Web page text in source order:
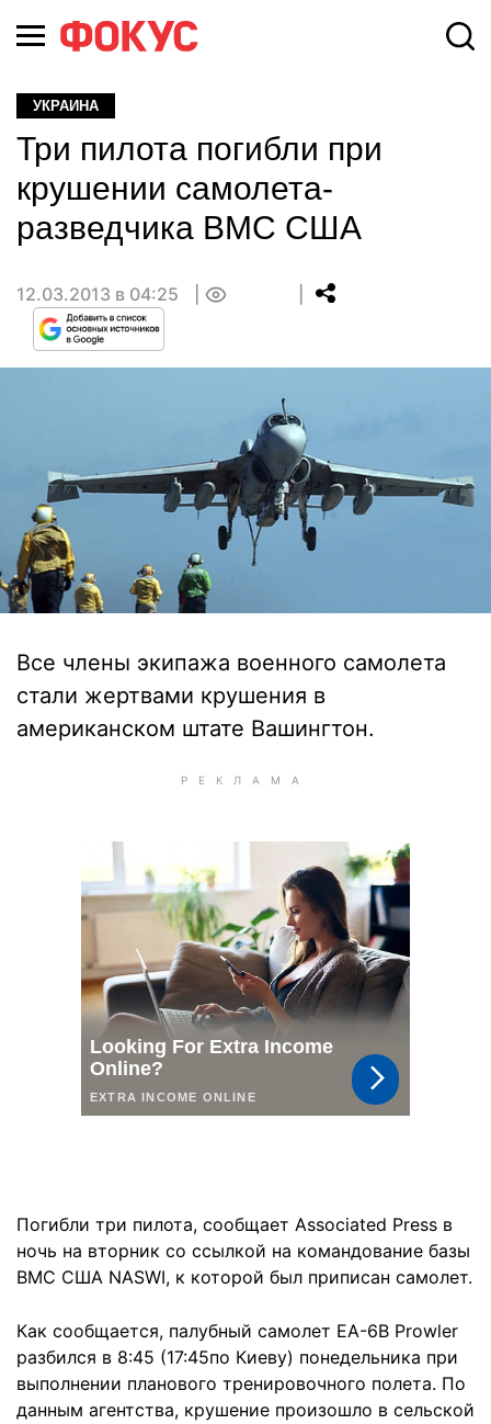
УКРАИНА
Три пилота погибли при
крушении самолета-
разведчика ВМС США
12.03.2013 в 04:25
Все члены экипажа военного самолета
стали жертвами крушения в
американском штате Вашингтон.
Погибли три пилота, сообщает Associated Press в
ночь на вторник со ссылкой на командование базы
ВМС США NASWI, к которой был приписан самолет.
Как сообщается, палубный самолет EA-6B Prowler
разбился в 8:45 (17:45по Киеву) понедельника при
выполнении планового тренировочного полета. По
данным агентства, крушение произошло в сельской